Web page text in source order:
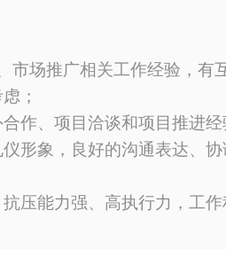
市场推广相关工作经验，有
；
作、项目洽谈和项目推进
形象，良好的沟通表达、
压能力强、高执行力，工